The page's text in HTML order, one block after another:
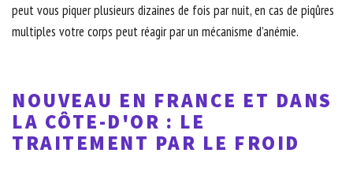
peut vous piquer plusieurs dizaines de fois par nuit, en cas de piqûres
multiples votre corps peut réagir par un mécanisme d’anémie.
NOUVEAU EN FRANCE ET DANS
LA CÔTE-D'OR : LE
TRAITEMENT PAR LE FROID